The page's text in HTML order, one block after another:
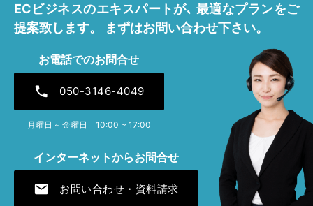
2025年7月 [1]
2024年12月 [1]
2024年7月 [1]
2023年12月 [1]
2023年7月 [1]
ECビジネスのエキスパートが､ 最適なプランをご
提案致します。
まずはお問い合わせ下さい。
お電話でのお問合せ
phone 050-3146-4049
月曜日 ~ 金曜日 10:00 ~ 17:00
インターネットからお問合せ
mail お問い合わせ・資料請求